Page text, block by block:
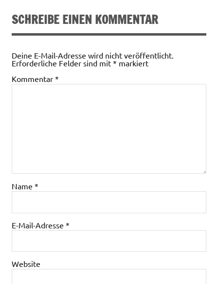
SCHREIBE EINEN KOMMENTAR
Deine E-Mail-Adresse wird nicht veröffentlicht.
Erforderliche Felder sind mit * markiert
Kommentar *
Name *
E-Mail-Adresse *
Website